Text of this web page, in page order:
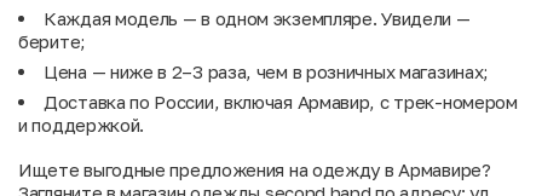
Каждая модель — в одном экземпляре. Увидели —
берите;
Цена — ниже в 2–3 раза, чем в розничных магазинах;
Доставка по России, включая Армавир, с трек-номером
и поддержкой.
Ищете выгодные предложения на одежду в Армавире?